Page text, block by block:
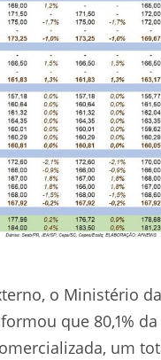
o Ministério
que 80,1%
um